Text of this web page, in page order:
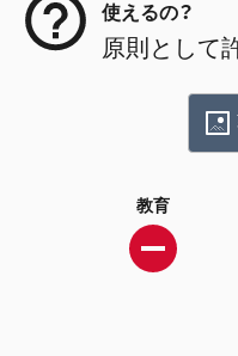
使えるの？
原則として
教育